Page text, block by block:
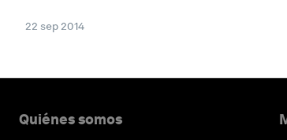
22 sep 2014
Quiénes somos